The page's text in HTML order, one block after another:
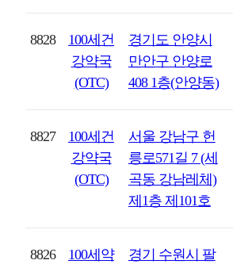
8828
100세건
강약국
(OTC)
경기도 안양시
만안구 안양로
408 1층(안양동)
8827
100세건
강약국
(OTC)
서울 강남구 헌
릉로571길 7 (세
곡동 강남레체)
제1층 제101호
8826
100세약
경기 수원시 팔